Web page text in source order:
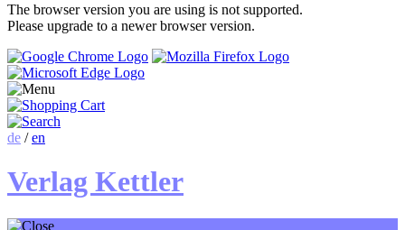
The browser version you are using is not supported.
Please upgrade to a newer browser version.
de /en
Verlag Kettler